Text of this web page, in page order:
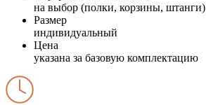
на выбор (полки, корзины, штанги)
Размер
индивидуальный
Цена
указана за базовую комплектацию